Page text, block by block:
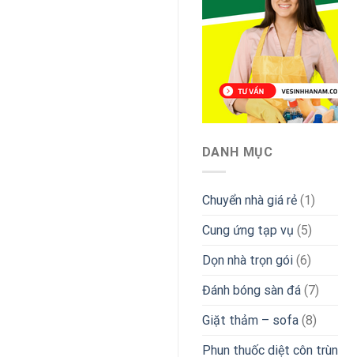
DANH MỤC
Chuyển nhà giá rẻ(1)
Cung ứng tạp vụ (5)
Dọn nhà trọn gói(6)
Đánh bóng sàn đá(7)
Giặt thảm – sofa(8)
Phun thuốc diệt côn